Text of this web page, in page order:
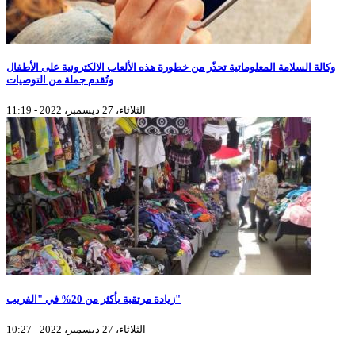
وكالة السلامة المعلوماتية تحذّر من خطورة هذه الألعاب الالكترونية على الأطفال
وتُقدم جملة من التوصيات
الثلاثاء، 27 ديسمبر، 2022 - 11:19
زيادة مرتقبة بأكثر من 20% في "الفريب"
الثلاثاء، 27 ديسمبر، 2022 - 10:27